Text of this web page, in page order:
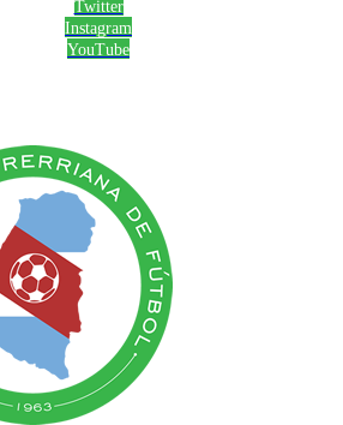
Twitter
Instagram
YouTube